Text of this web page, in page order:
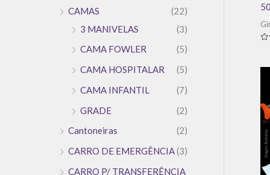
CAMAS
(22)
3 MANIVELAS
(3)
CAMA FOWLER
(5)
CAMA HOSPITALAR
(5)
CAMA INFANTIL
(7)
GRADE
(2)
Cantoneiras
(2)
CARRO DE EMERGÊNCIA(3)
CARRO P/ TRANSFERÊNCIA
5